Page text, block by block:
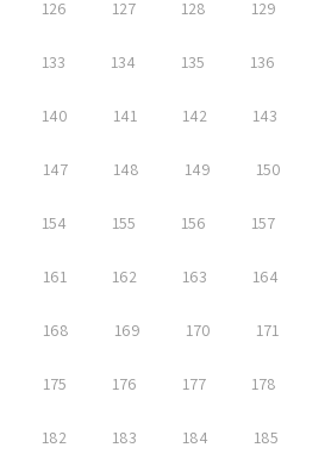
126 127 128 129
133 134 135 136
140 141 142 143
147 148 149 150
154 155 156 157
161 162 163 164
168 169 170 171
175 176 177 178
182 183 184 185